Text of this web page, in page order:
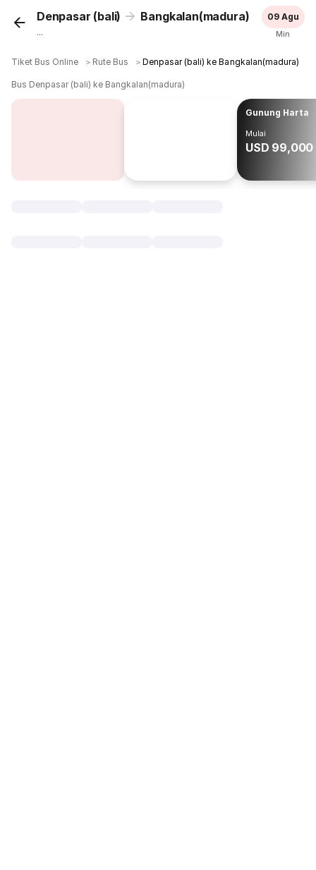
Denpasar (bali) Bangkalan(madura)
...
09 Agu
Min
Tiket Bus Online ＞ Rute Bus ＞Denpasar (bali) ke Bangkalan(madura)
Bus Denpasar (bali) ke Bangkalan(madura)
Gunung Harta
Mulai
USD 99,000